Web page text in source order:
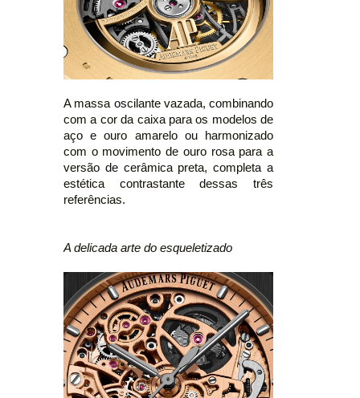
A massa oscilante vazada, combinando
com a cor da caixa para os modelos de
aço e ouro amarelo ou harmonizado
com o movimento de ouro rosa para a
versão de cerâmica preta, completa a
estética contrastante dessas três
referências.
A delicada arte do esqueletizado